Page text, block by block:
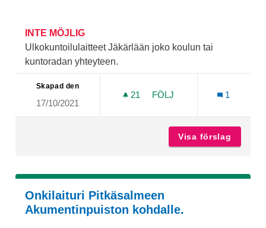
INTE MÖJLIG
Ulkokuntoilulaitteet Jäkärlään joko koulun tai
kuntoradan yhteyteen.
Skapad den
17/10/2021
21 21 FÖLJARE
FÖLJ
1
Visa förslag
Onkilaituri Pitkäsalmeen
Akumentinpuiston kohdalle.